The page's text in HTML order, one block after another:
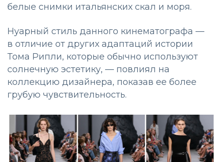
белые снимки итальянских скал и моря.
Нуарный стиль данного кинематографа —
в отличие от других адаптаций истории
Тома Рипли, которые обычно используют
солнечную эстетику, — повлиял на
коллекцию дизайнера, показав ее более
грубую чувствительность.